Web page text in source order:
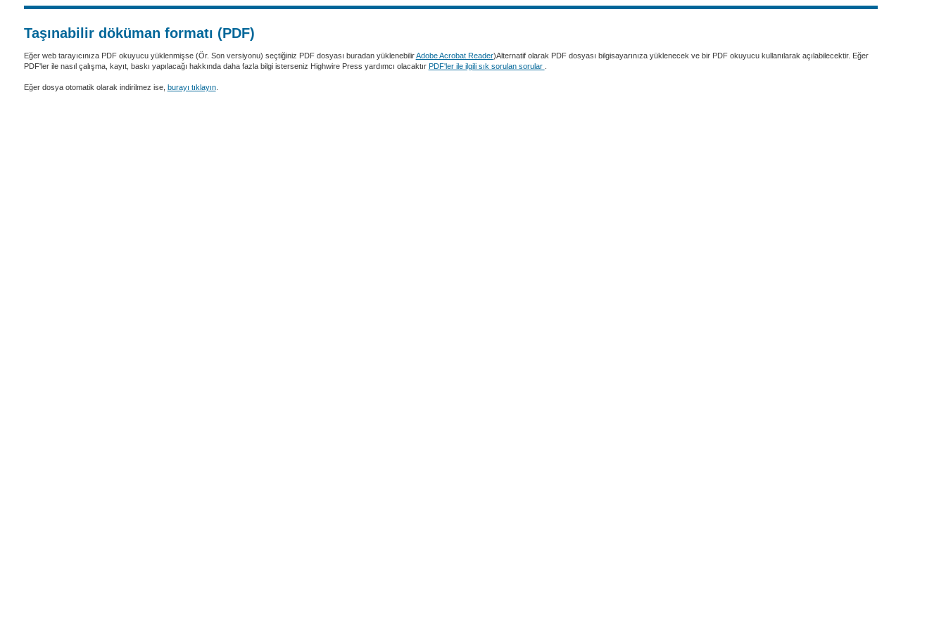
Taşınabilir döküman formatı (PDF)
Eğer web tarayıcınıza PDF okuyucu yüklenmişse (Ör. Son versiyonu) seçtiğiniz PDF dosyası buradan yüklenebilirAdobe Acrobat Reader)Alternatif olarak PDF dosyası bilgisayarınıza yüklenecek ve bir PDF okuyucu kullanılarak açılabilecektir. Eğer
PDF'ler ile nasıl çalışma, kayıt, baskı yapılacağı hakkında daha fazla bilgi isterseniz Highwire Press yardımcı olacaktır PDF'ler ile ilgili sık sorulan sorular
Eğer dosya otomatik olarak indirilmez ise, burayı tıklayın.